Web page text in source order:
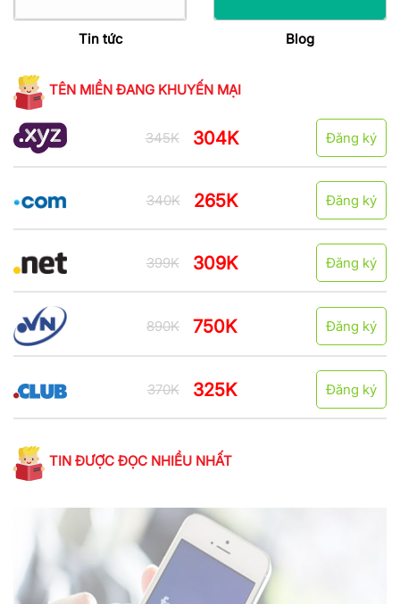
Tin tức Blog
TÊN MIỀN ĐANG KHUYẾN MẠI
345K 304K Đăng ký
340K 265K Đăng ký
399K 309K Đăng ký
890K 750K Đăng ký
370K 325K Đăng ký
TIN ĐƯỢC ĐỌC NHIỀU NHẤT